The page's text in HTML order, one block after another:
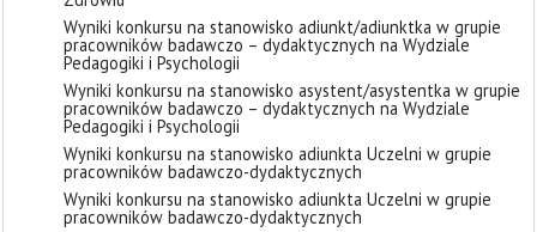
Wyniki konkursu na stanowisko adiunkt/adiunktka w grupie
pracowników badawczo – dydaktycznych na Wydziale
Pedagogiki i Psychologii
Wyniki konkursu na stanowisko asystent/asystentka w grupie
pracowników badawczo – dydaktycznych na Wydziale
Pedagogiki i Psychologii
Wyniki konkursu na stanowisko adiunkta Uczelni w grupie
pracowników badawczo-dydaktycznych
Wyniki konkursu na stanowisko adiunkta Uczelni w grupie
pracowników badawczo-dydaktycznych